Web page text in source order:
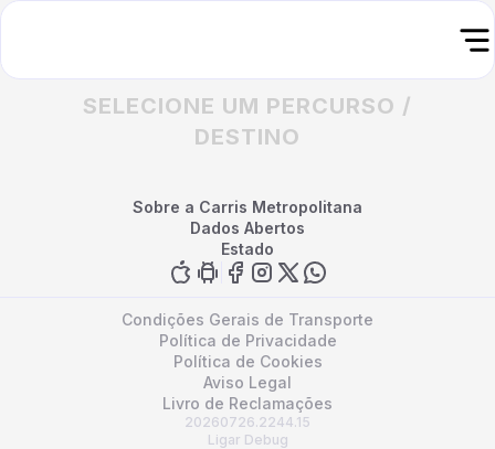
SELECIONE UM PERCURSO /
DESTINO
Sobre a Carris Metropolitana
Dados Abertos
Estado
Condições Gerais de Transporte
Política de Privacidade
Política de Cookies
Aviso Legal
Livro de Reclamações
20260726.2244.15
Ligar Debug